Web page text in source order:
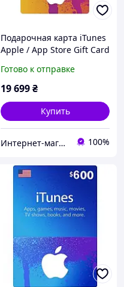
Подарочная карта iTunes
Apple / App Store Gift Card
Готово к отправке
19 699₴
Купить
Интернет-магазин "KeyStoreGame" 100%